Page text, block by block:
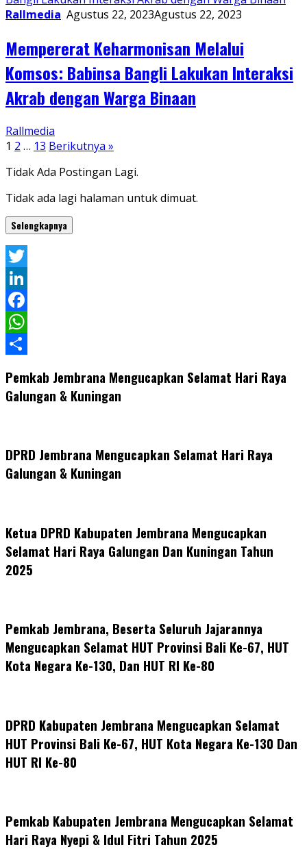
Rallmedia Agustus 22, 2023Agustus 22, 2023
Mempererat Keharmonisan Melalui
Komsos: Babinsa Bangli Lakukan Interaksi
Akrab dengan Warga Binaan
Rallmedia
Paginasi
pos
1 2 … 13 Berikutnya »
Tidak Ada Postingan Lagi.
Tidak ada lagi halaman untuk dimuat.
Selengkapnya
Twitter
LinkedIn
Facebook
WhatsApp
Pemkab Jembrana Mengucapkan Selamat Hari Raya
Galungan & Kuningan
DPRD Jembrana Mengucapkan Selamat Hari Raya
Galungan & Kuningan
Ketua DPRD Kabupaten Jembrana Mengucapkan
Selamat Hari Raya Galungan Dan Kuningan Tahun
2025
Pemkab Jembrana, Beserta Seluruh Jajarannya
Mengucapkan Selamat HUT Provinsi Bali Ke-67, HUT
Kota Negara Ke-130, Dan HUT RI Ke-80
DPRD Kabupaten Jembrana Mengucapkan Selamat
HUT Provinsi Bali Ke-67, HUT Kota Negara Ke-130 Dan
HUT RI Ke-80
Pemkab Kabupaten Jembrana Mengucapkan Selamat
Hari Raya Nyepi & Idul Fitri Tahun 2025